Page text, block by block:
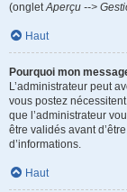
(ongletAperçu -->
Haut
Pourquoi mon
L’administrateur peut
vous postez
que l’administrateur
être validés avant
d’informations.
Haut